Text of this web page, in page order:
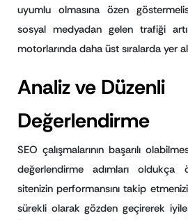
uyumlu olmasına özen
sosyal medyadan gelen trafiği
motorlarında daha üst sıralarda yer
Analiz ve Düzenli
Değerlendirme
SEO çalışmalarının başarılı
değerlendirme adımları oldukça
sitenizin performansını takip
sürekli olarak gözden geçirerek